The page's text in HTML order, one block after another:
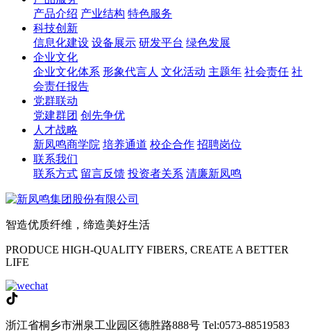
产品介绍 产业结构 特色服务
科技创新
信息化建设 设备展示 研发平台 绿色发展
企业文化
企业文化体系 形象代言人 文化活动 主题年 社会责任 社
会责任报告
党群联动
党建群团 创先争优
人才战略
新凤鸣商学院 培养通道 校企合作 招聘岗位
联系我们
联系方式 留言反馈 投资者关系 清廉新凤鸣
智造优质纤维，缔造美好生活
PRODUCE HIGH-QUALITY FIBERS, CREATE A BETTER
LIFE
浙江省桐乡市洲泉工业园区德胜路888号 Tel:0573-88519583